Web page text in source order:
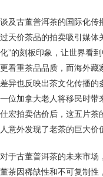
谈及古董普洱茶的国际化传
过天价茶品的拍卖吸引媒体
化”的刻板印象，让世界看
更看重茶品品质，而海外藏
差异也反映出茶文化传播的
一位加拿大老人将移民时带
仕宏拍卖估价后，这五片茶
人意外发现了老茶的巨大价
对于古董普洱茶的未来市场
董茶因稀缺性和不可复制性